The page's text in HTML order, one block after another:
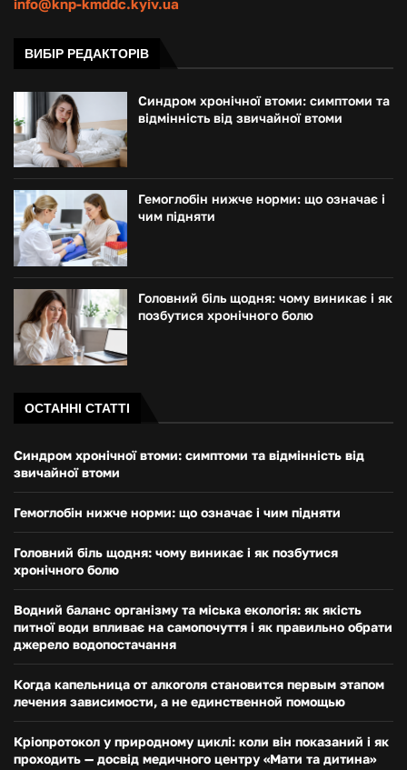
info@knp-kmddc.kyiv.ua
ВИБІР РЕДАКТОРІВ
Синдром хронічної втоми: симптоми та
відмінність від звичайної втоми
Гемоглобін нижче норми: що означає і
чим підняти
Головний біль щодня: чому виникає і як
позбутися хронічного болю
ОСТАННІ СТАТТІ
Синдром хронічної втоми: симптоми та відмінність від
звичайної втоми
Гемоглобін нижче норми: що означає і чим підняти
Головний біль щодня: чому виникає і як позбутися
хронічного болю
Водний баланс організму та міська екологія: як якість
питної води впливає на самопочуття і як правильно обрати
джерело водопостачання
Когда капельница от алкоголя становится первым этапом
лечения зависимости, а не единственной помощью
Кріопротокол у природному циклі: коли він показаний і як
проходить — досвід медичного центру «Мати та дитина»